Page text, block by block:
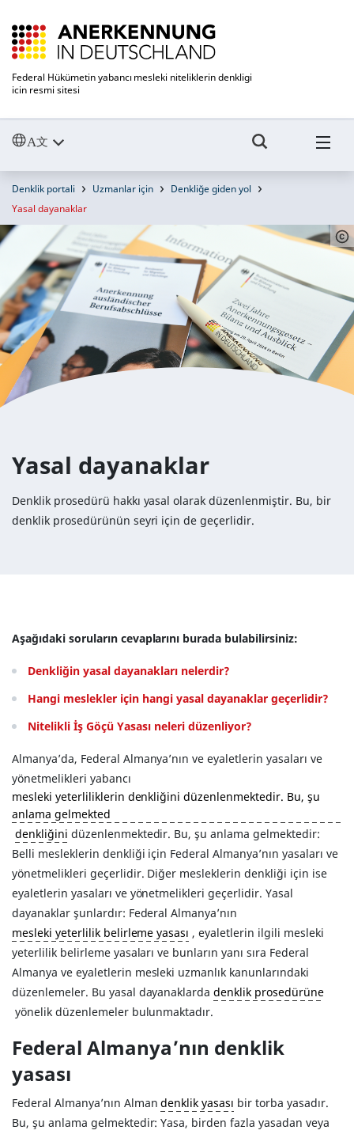
Federal Hükümetin yabancı mesleki niteliklerin denkligi
icin resmi sitesi
Denklik portali Uzmanlar için
Denkliğe giden yol
Yasal dayanaklar
Yasal dayanaklar
Denklik prosedürü hakkı yasal olarak düzenlenmiştir. Bu, bir
denklik prosedürünün seyri için de geçerlidir.
Aşağıdaki soruların cevaplarını burada bulabilirsiniz:
Denkliğin yasal dayanakları nelerdir?
Hangi meslekler için hangi yasal dayanaklar geçerlidir?
Nitelikli İş Göçü Yasası neleri düzenliyor?
Almanya’da, Federal Almanya’nın ve eyaletlerin yasaları ve
yönetmelikleri yabancı
mesleki yeterliliklerin denkliğini düzenlenmektedir. Bu, şu
anlama gelmekted
denkliğini düzenlenmektedir. Bu, şu anlama gelmektedir:
Belli mesleklerin denkliği için Federal Almanya’nın yasaları ve
yönetmelikleri geçerlidir. Diğer mesleklerin denkliği için ise
eyaletlerin yasaları ve yönetmelikleri geçerlidir. Yasal
dayanaklar şunlardır: Federal Almanya’nın
mesleki yeterlilik belirleme yasası , eyaletlerin ilgili mesleki
yeterlilik belirleme yasaları ve bunların yanı sıra Federal
Almanya ve eyaletlerin mesleki uzmanlık kanunlarındaki
düzenlemeler. Bu yasal dayanaklardadenklik prosedürüne
yönelik düzenlemeler bulunmaktadır.
Federal Almanya’nın denklik
yasası
Federal Almanya’nın Almandenklik yasası bir torba yasadır.
Bu, şu anlama gelmektedir: Yasa, birden fazla yasadan veya